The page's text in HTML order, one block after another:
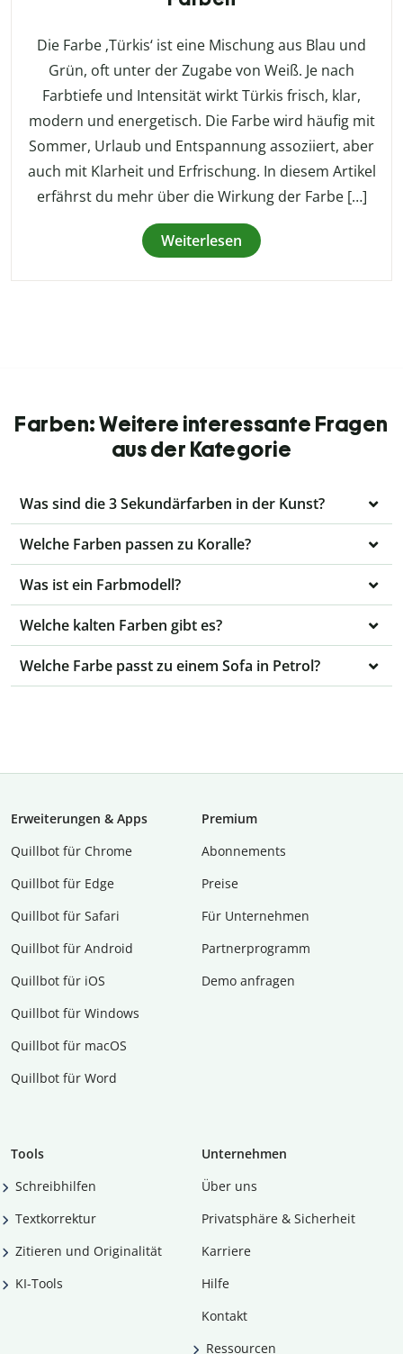
Die Farbe ‚Türkis‘ ist eine Mischung aus Blau und
Grün, oft unter der Zugabe von Weiß. Je nach
Farbtiefe und Intensität wirkt Türkis frisch, klar,
modern und energetisch. Die Farbe wird häufig mit
Sommer, Urlaub und Entspannung assoziiert, aber
auch mit Klarheit und Erfrischung. In diesem Artikel
erfährst du mehr über die Wirkung der Farbe […]
Weiterlesen
Farben: Weitere interessante Fragen
aus der Kategorie
Was sind die 3 Sekundärfarben in der Kunst?
Welche Farben passen zu Koralle?
Was ist ein Farbmodell?
Welche kalten Farben gibt es?
Welche Farbe passt zu einem Sofa in Petrol?
Erweiterungen & Apps
Quillbot für Chrome
Quillbot für Edge
Quillbot für Safari
Quillbot für Android
Quillbot für iOS
Quillbot für Windows
Quillbot für macOS
Quillbot für Word
Premium
Abon­ne­ments
Preise
Für Unternehmen
Partnerprogramm
Demo anfragen
Tools
Schreibhilfen
Textkorrektur
Zitieren und Originalität
KI-Tools
Unternehmen
Über uns
Privatsphäre & Sicherheit
Karriere
Hilfe
Kontakt
Ressourcen